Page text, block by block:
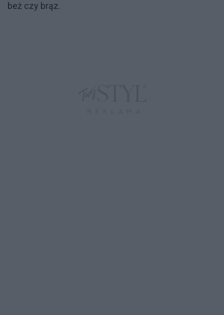
beż czy brąz.